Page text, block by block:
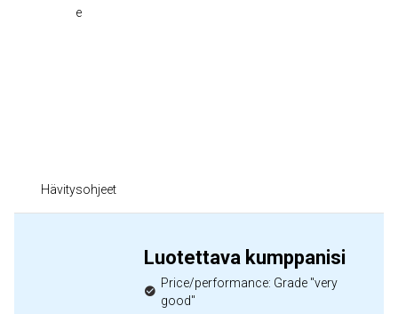
e
Hävitysohjeet
Luotettava kumppanisi
Price/performance: Grade "very
good"